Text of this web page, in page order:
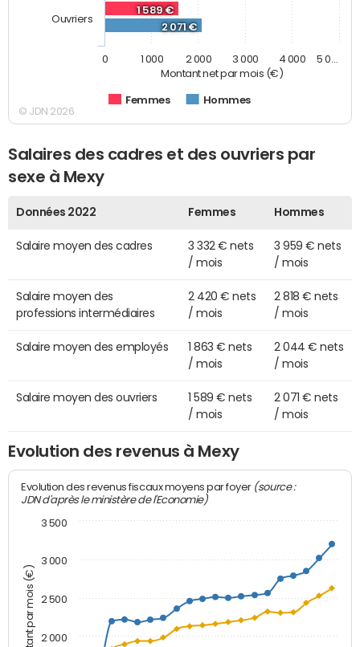
Montant net par mois (€)
1 589 €
2 071 €
Femmes Hommes
Ouvriers
0 1 000 2 000 3 000 4 000 5 0…
© JDN 2026
Salaires des cadres et des ouvriers par
sexe à Mexy
Données 2022 Femmes Hommes
Salaire moyen des cadres
3 332 € nets
/ mois
3 959 € nets
/ mois
Salaire moyen des
professions intermédiaires
2 420 € nets
/ mois
2 818 € nets
/ mois
Salaire moyen des employés
1 863 € nets
/ mois
2 044 € nets
/ mois
Salaire moyen des ouvriers
1 589 € nets
/ mois
2 071 € nets
/ mois
Evolution des revenus à Mexy
Montant par mois (€)
Evolution des revenus fiscaux moyens par foyer (source :
JDN d'après le ministère de l'Economie)
2 000
2 500
3 000
3 500